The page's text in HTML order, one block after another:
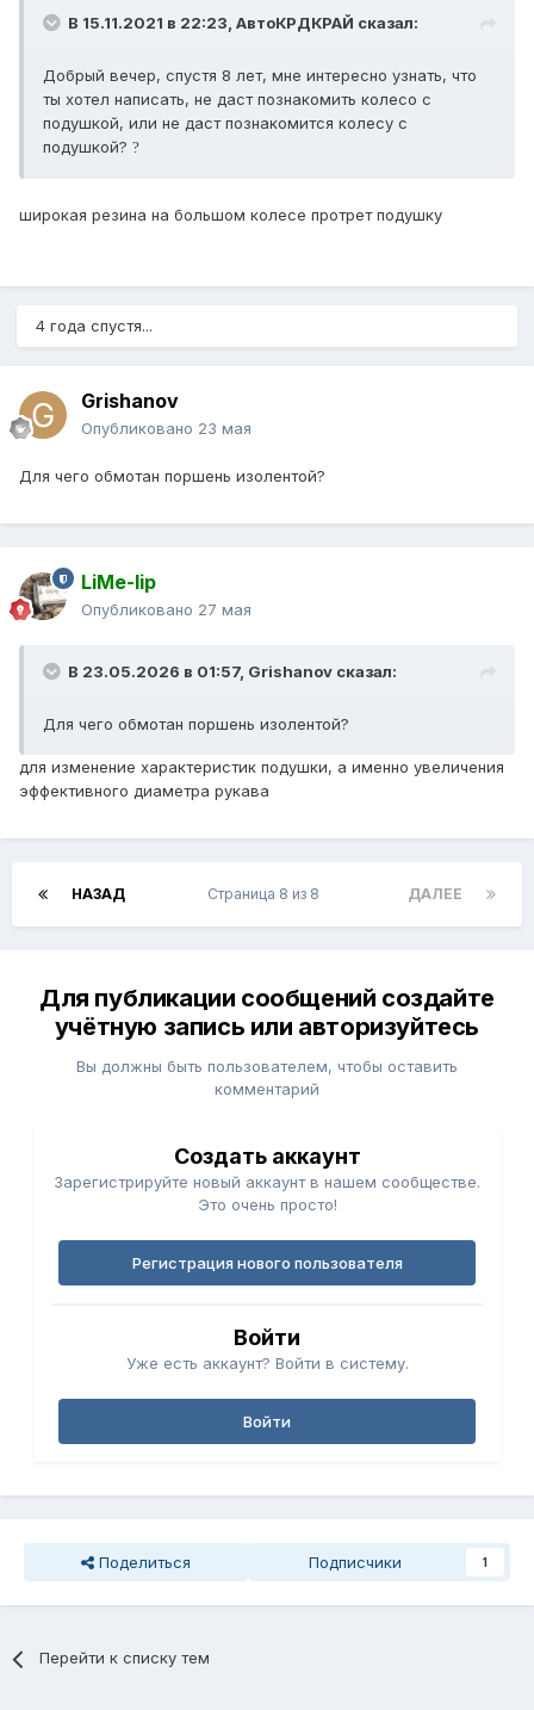
В 15.11.2021 в 22:23, АвтоКРДКРАЙ сказал:
Добрый вечер, спустя 8 лет, мне интересно узнать, что
ты хотел написать, не даст познакомить колесо с
подушкой, или не даст познакомится колесу с
подушкой? ?
широкая резина на большом колесе протрет подушку
4 года спустя...
Grishanov
Опубликовано 23 мая
Для чего обмотан поршень изолентой?
LiMe-lip
Опубликовано 27 мая
В 23.05.2026 в 01:57, Grishanov сказал:
Для чего обмотан поршень изолентой?
для изменение характеристик подушки, а именно увеличения
эффективного диаметра рукава
НАЗАД ДАЛЕЕ
Страница 8 из 8
Для публикации сообщений создайте
учётную запись или авторизуйтесь
Вы должны быть пользователем, чтобы оставить
комментарий
Создать аккаунт
Зарегистрируйте новый аккаунт в нашем сообществе.
Это очень просто!
Регистрация нового пользователя
Войти
Уже есть аккаунт? Войти в систему.
Войти
Поделиться Подписчики 1
Перейти к списку тем